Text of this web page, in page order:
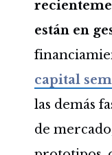
están en
capital
las demás
de